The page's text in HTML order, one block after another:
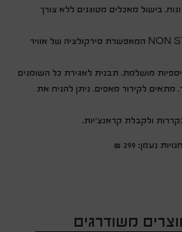
בישול מאכלים מטוגנים ללא צורך
שמן. סלסלת NON STICK המאפשרת סירקולציה של אוויר
מושלמת. תבנית לאגירת כל השומנים
מתאים לקירור מאפים. ניתן להניח את
ולקבלת קראנצ'יות.
נעמן: 299 ₪
משודרגים